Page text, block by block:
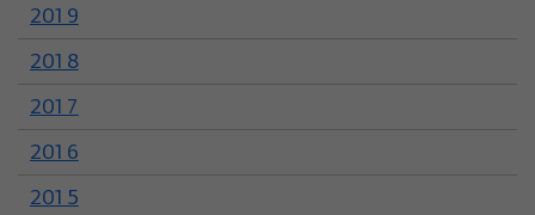
2019
2018
2017
2016
2015